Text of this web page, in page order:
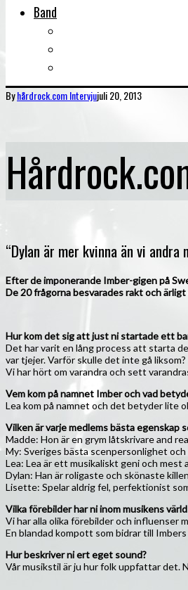
Band
Byhårdrock.comIntervjujuli 20, 2013
“Dylan är mer kvinna än vi
Efter de imponerande Imber-gigen på
De 20 frågorna besvarades rakt och
Hur kom det sig att just ni startade ett
Det har varit en lång process att starta
var tjejer. Varför skulle det inte gå liksom?
Vi har hört om varandra och sett
Vem kom på namnet Imber och vad
Lea kom på namnet och det betyder lite
Vilken är varje medlems bästa egenskap
Madde: Hon är en grym låtskrivare and
My: Sveriges bästa scenpersonlighet
Lea: Lea är ett musikaliskt geni och mest
Dylan: Han är roligaste och skönaste
Lisette: Spelar aldrig fel, perfektionist
Vilka förebilder har ni inom musikens
Vi har alla olika förebilder och influenser
En blandad kompott som bidrar till
Hur beskriver ni ert eget sound?
Vår musikstil är ju hur folk uppfattar det.